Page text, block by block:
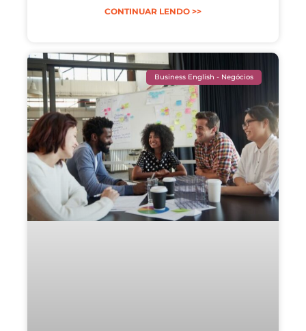
CONTINUAR LENDO >>
Business English - Negócios